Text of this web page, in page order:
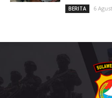
BERITA 6